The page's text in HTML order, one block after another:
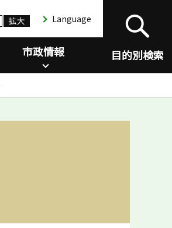
Language
目的別検索
市政情報